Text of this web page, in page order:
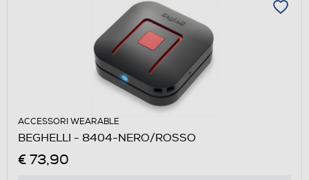
ACCESSORI WEARABLE
BEGHELLI - 8404-NERO/ROSSO
€ 73,90